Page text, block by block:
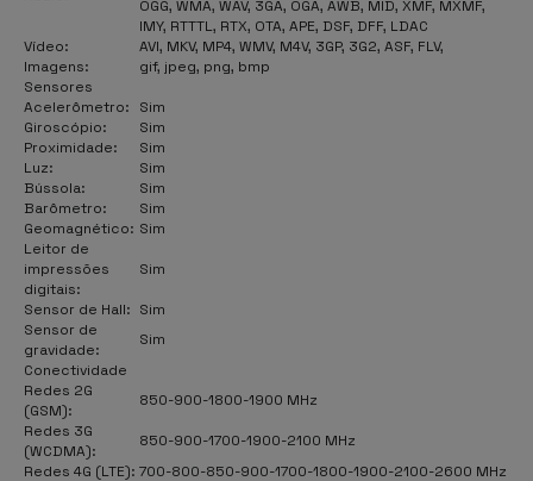
OGG, WMA, WAV, 3GA, OGA, AWB, MID, XMF, MXMF,
IMY, RTTTL, RTX, OTA, APE, DSF, DFF, LDAC
Vídeo:
AVI, MKV, MP4, WMV, M4V, 3GP, 3G2, ASF, FLV,
Imagens:
gif, jpeg, png, bmp
Sensores
Acelerômetro:
Sim
Giroscópio:
Sim
Proximidade:
Sim
Luz:
Sim
Bússola:
Sim
Barômetro:
Sim
Geomagnético: Sim
Leitor de
impressões
digitais:
Sim
Sensor de Hall: Sim
Sensor de
gravidade:
Sim
Conectividade
Redes 2G
(GSM):
850-900-1800-1900 MHz
Redes 3G
(WCDMA):
850-900-1700-1900-2100 MHz
Redes 4G (LTE): 700-800-850-900-1700-1800-1900-2100-2600 MHz